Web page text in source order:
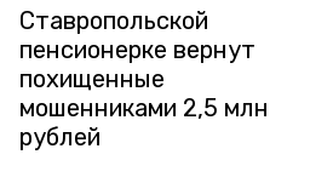
Ставропольской
пенсионерке вернут
похищенные
мошенниками 2,5 млн
рублей